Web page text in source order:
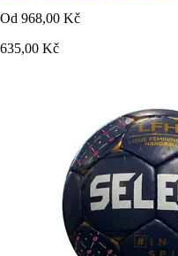
Od 968,00 Kč
635,00 Kč